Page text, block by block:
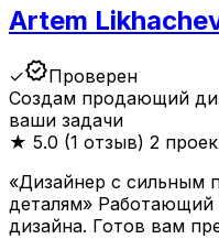
Artem
✓verifiedПроверен
Создам продающий
ваши задачи
★ 5.0 (1 отзыв) 2
«Дизайнер с сильным
деталям» Работающий
дизайна. Готов вам